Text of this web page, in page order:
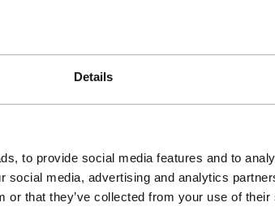
Details
to provide social media features and to
social media, advertising and analytics
or that they’ve collected from your use of